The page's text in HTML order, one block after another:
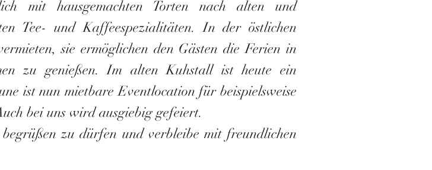
mit hausgemachten Torten nach alten und
Tee- und Kaffeespezialitäten.In der östlichen
sie ermöglichen den Gästen die Ferien in
zu genießen.Im alten Kuhstall ist heute ein
ist nun mietbare Eventlocation für beispielsweise
bei uns wird ausgiebig gefeiert.
zu dürfen und verbleibe mit freundlichen